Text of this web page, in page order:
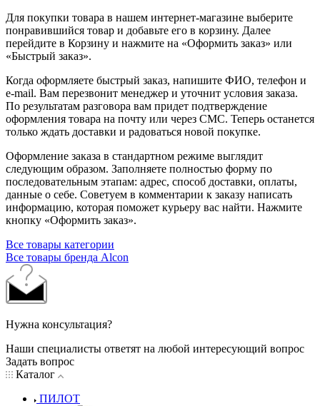
Для покупки товара в нашем интернет-магазине выберите
понравившийся товар и добавьте его в корзину. Далее
перейдите в Корзину и нажмите на «Оформить заказ» или
«Быстрый заказ».
Когда оформляете быстрый заказ, напишите ФИО, телефон и
e-mail. Вам перезвонит менеджер и уточнит условия заказа.
По результатам разговора вам придет подтверждение
оформления товара на почту или через СМС. Теперь останется
только ждать доставки и радоваться новой покупке.
Оформление заказа в стандартном режиме выглядит
следующим образом. Заполняете полностью форму по
последовательным этапам: адрес, способ доставки, оплаты,
данные о себе. Советуем в комментарии к заказу написать
информацию, которая поможет курьеру вас найти. Нажмите
кнопку «Оформить заказ».
Все товары категории
Все товары бренда Alcon
Нужна консультация?
Наши специалисты ответят на любой интересующий вопрос
Задать вопрос
Каталог
ПИЛОТ